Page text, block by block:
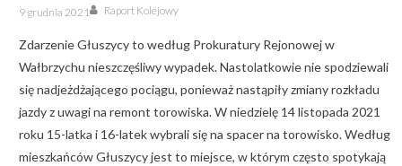
Posted
on
9 grudnia 2021 Author
Raport Kolejowy
Zdarzenie Głuszycy to według Prokuratury Rejonowej w
Wałbrzychu nieszczęśliwy wypadek. Nastolatkowie nie spodziewali
się nadjeżdżającego pociągu, ponieważ nastąpiły zmiany rozkładu
jazdy z uwagi na remont torowiska. W niedzielę 14 listopada 2021
roku 15-latka i 16-latek wybrali się na spacer na torowisko. Według
mieszkańców Głuszycy jest to miejsce, w którym często spotykają